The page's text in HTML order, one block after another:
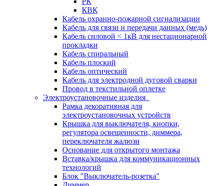
КВК
Кабель охранно-пожарной сигнализации
Кабель для связи и передачи данных (медь)
Кабель силовой < 1кВ для нестационарной
прокладки
Кабель спиральный
Кабель плоский
Кабель оптический
Кабель для электродной дуговой сварки
Провод в текстильной оплетке
Электроустановочные изделия
Рамка декоративная для
электроустановочных устройств
Крышка для выключателя, кнопки,
регулятора освещенности, диммера,
переключателя жалюзи
Основание для открытого монтажа
Вставка/крышка для коммуникационных
технологий
Блок "Выключатель-розетка"